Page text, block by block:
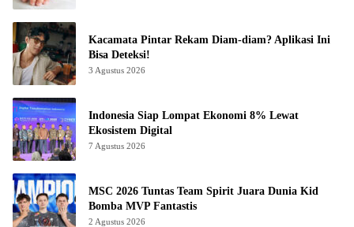
Kacamata Pintar Rekam Diam-diam? Aplikasi Ini
Bisa Deteksi!
3 Agustus 2026
Indonesia Siap Lompat Ekonomi 8% Lewat
Ekosistem Digital
7 Agustus 2026
MSC 2026 Tuntas Team Spirit Juara Dunia Kid
Bomba MVP Fantastis
2 Agustus 2026